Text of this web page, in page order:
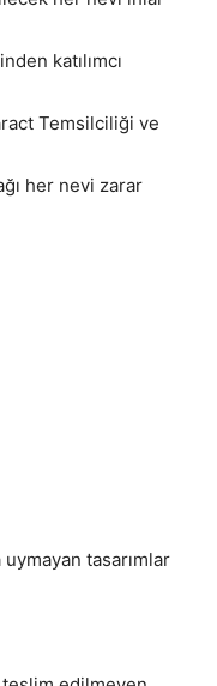
katılımcı
Temsilciliği ve
her nevi zarar
tasarımlar